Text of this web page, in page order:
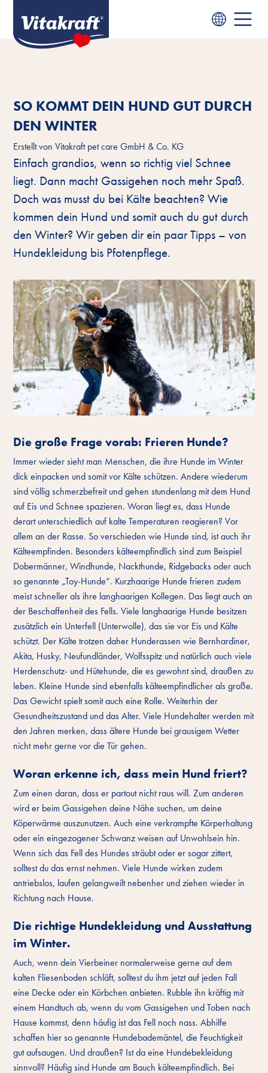
SO KOMMT DEIN HUND GUT DURCH
DEN WINTER
Erstellt vonVitakraft pet care GmbH & Co. KG
Einfach grandios, wenn so richtig viel Schnee
liegt. Dann macht Gassigehen noch mehr Spaß.
Doch was musst du bei Kälte beachten? Wie
kommen dein Hund und somit auch du gut durch
den Winter? Wir geben dir ein paar Tipps – von
Hundekleidung bis Pfotenpflege.
Die große Frage vorab: Frieren Hunde?
Immer wieder sieht man Menschen, die ihre Hunde im Winter
dick einpacken und somit vor Kälte schützen. Andere wiederum
sind völlig schmerzbefreit und gehen stundenlang mit dem Hund
auf Eis und Schnee spazieren. Woran liegt es, dass Hunde
derart unterschiedlich auf kalte Temperaturen reagieren? Vor
allem an der Rasse. So verschieden wie Hunde sind, ist auch ihr
Kälteempfinden. Besonders kälteempfindlich sind zum Beispiel
Dobermänner, Windhunde, Nackthunde, Ridgebacks oder auch
so genannte „Toy-Hunde“. Kurzhaarige Hunde frieren zudem
meist schneller als ihre langhaarigen Kollegen. Das liegt auch an
der Beschaffenheit des Fells. Viele langhaarige Hunde besitzen
zusätzlich ein Unterfell (Unterwolle), das sie vor Eis und Kälte
schützt. Der Kälte trotzen daher Hunderassen wie Bernhardiner,
Akita, Husky, Neufundländer, Wolfsspitz und natürlich auch viele
Herdenschutz- und Hütehunde, die es gewohnt sind, draußen zu
leben. Kleine Hunde sind ebenfalls kälteempfindlicher als große.
Das Gewicht spielt somit auch eine Rolle. Weiterhin der
Gesundheitszustand und das Alter. Viele Hundehalter werden mit
den Jahren merken, dass ältere Hunde bei grausigem Wetter
nicht mehr gerne vor die Tür gehen.
Woran erkenne ich, dass mein Hund friert?
Zum einen daran, dass er partout nicht raus will. Zum anderen
wird er beim Gassigehen deine Nähe suchen, um deine
Köperwärme auszunutzen. Auch eine verkrampfte Körperhaltung
oder ein eingezogener Schwanz weisen auf Unwohlsein hin.
Wenn sich das Fell des Hundes sträubt oder er sogar zittert,
solltest du das ernst nehmen. Viele Hunde wirken zudem
antriebslos, laufen gelangweilt nebenher und ziehen wieder in
Richtung nach Hause.
Die richtige Hundekleidung und Ausstattung
im Winter.
Auch, wenn dein Vierbeiner normalerweise gerne auf dem
kalten Fliesenboden schläft, solltest du ihm jetzt auf jeden Fall
eine Decke oder ein Körbchen anbieten. Rubble ihn kräftig mit
einem Handtuch ab, wenn du vom Gassigehen und Toben nach
Hause kommst, denn häufig ist das Fell noch nass. Abhilfe
schaffen hier so genannte Hundebademäntel, die Feuchtigkeit
gut aufsaugen. Und draußen? Ist da eine Hundebekleidung
sinnvoll? Häufig sind Hunde am Bauch kälteempfindlich. Bei